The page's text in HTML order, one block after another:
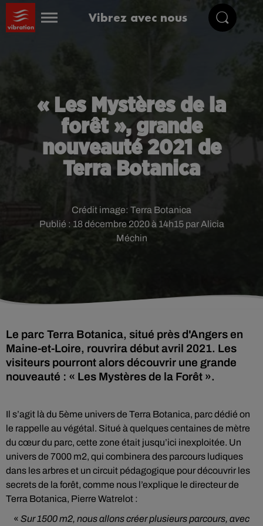
Vibrez avec nous
« Les Mystères de la
forêt », grande
nouveauté 2021 de
Terra Botanica
Publié : 18 décembre 2020 à 14h15 par Alicia
Méchin
Crédit image: Terra Botanica
Le parc Terra Botanica, situé près d'Angers en
Maine-et-Loire, rouvrira début avril 2021. Les
visiteurs pourront alors découvrir une grande
nouveauté : « Les Mystères de la Forêt ».
Il s’agit là du 5ème univers de Terra Botanica, parc dédié on
le rappelle au végétal. Situé à quelques centaines de mètre
du cœur du parc, cette zone était jusqu’ici inexploitée. Un
univers de 7000 m2, qui combinera des parcours ludiques
dans les arbres et un circuit pédagogique pour découvrir les
secrets de la forêt, comme nous l’explique le directeur de
Terra Botanica, Pierre Watrelot :
« Sur 1500 m2, nous allons créer plusieurs parcours, avec